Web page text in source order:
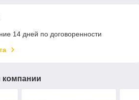
14 дней по договоренности